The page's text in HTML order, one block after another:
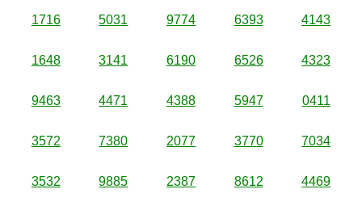
1716 5031 9774 6393 4143
1648 3141 6190 6526 4323
9463 4471 4388 5947 0411
3572 7380 2077 3770 7034
3532 9885 2387 8612 4469